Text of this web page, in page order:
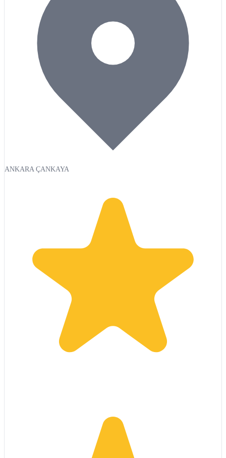
ANKARA ÇANKAYA